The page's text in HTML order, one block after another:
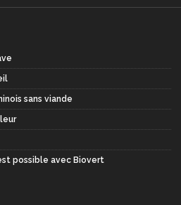
sans viande
possible avec Biovert